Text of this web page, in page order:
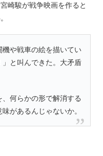
崎駿が戦争映画を作ると
や戦車の絵を描いてい
」と叫んできた。大矛盾
何らかの形で解消する
があるんじゃないか。